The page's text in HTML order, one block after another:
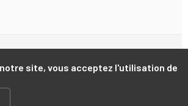
site, vous acceptez l'utilisation de
Reserved